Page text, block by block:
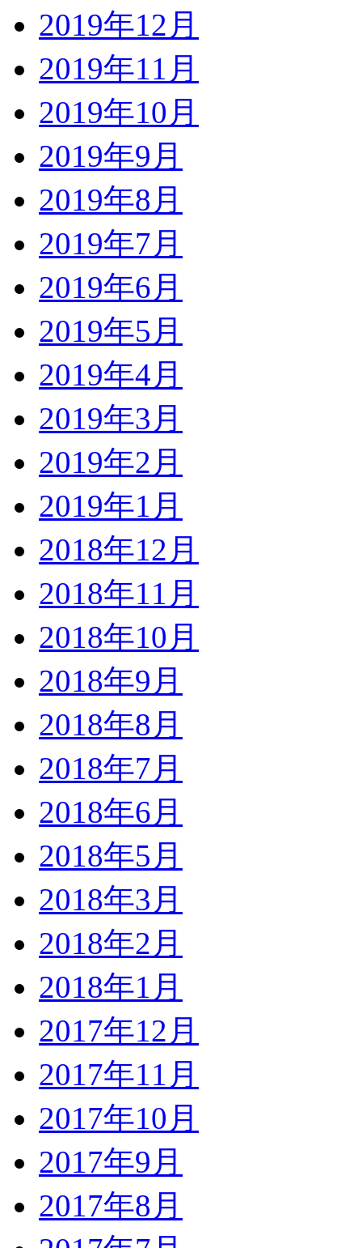
2019年12月
2019年11月
2019年10月
2019年9月
2019年8月
2019年7月
2019年6月
2019年5月
2019年4月
2019年3月
2019年2月
2019年1月
2018年12月
2018年11月
2018年10月
2018年9月
2018年8月
2018年7月
2018年6月
2018年5月
2018年3月
2018年2月
2018年1月
2017年12月
2017年11月
2017年10月
2017年9月
2017年8月